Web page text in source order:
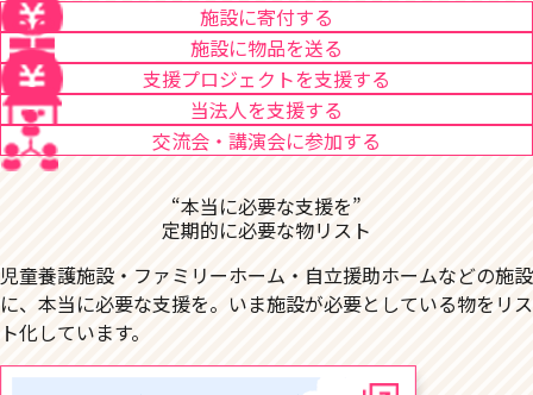
施設に寄付する
施設に物品を送る
支援プロジェクトを支援する
当法人を支援する
交流会・講演会に参加する
“本当に必要な支援を”
定期的に必要な物リスト
児童養護施設・ファミリーホーム・自立援助ホームなどの施設
に、本当に必要な支援を。いま施設が必要としている物をリス
ト化しています。